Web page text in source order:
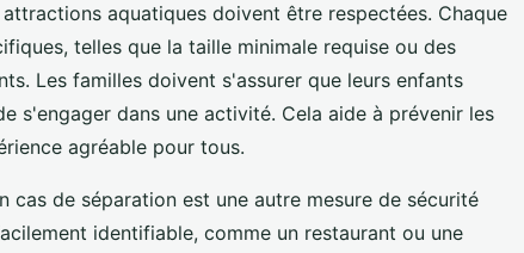
aquatiques doivent être respectées. Chaque
telles que la taille minimale requise ou des
Les familles doivent s'assurer que leurs enfants
s'engager dans une activité. Cela aide à prévenir les
agréable pour tous.
cas de séparation est une autre mesure de sécurité
identifiable, comme un restaurant ou une